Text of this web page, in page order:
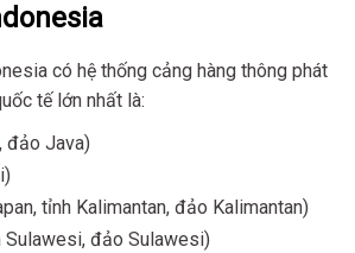
có hệ thống cảng hàng thông phát
tế lớn nhất là:
đảo Java)
tỉnh Kalimantan, đảo Kalimantan)
Sulawesi, đảo Sulawesi)